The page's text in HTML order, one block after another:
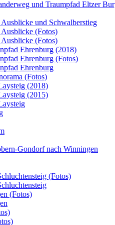
und Traumpfad Eltzer
und Schwalberstieg
(Fotos)
(Fotos)
Ehrenburg (2018)
Ehrenburg (Fotos)
Ehrenburg
(Fotos)
(2018)
(2015)
Gondorf nach Winningen
(Fotos)
(Fotos)